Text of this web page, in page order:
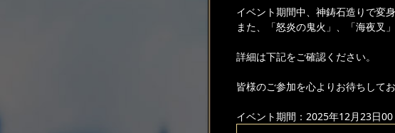
イベント期間中、神鋳石造りで変
また、「怒炎の鬼火」、「海夜叉
詳細は下記をご確認ください。
皆様のご参加を心よりお待ちしてお
イベント期間：2025年12月23日